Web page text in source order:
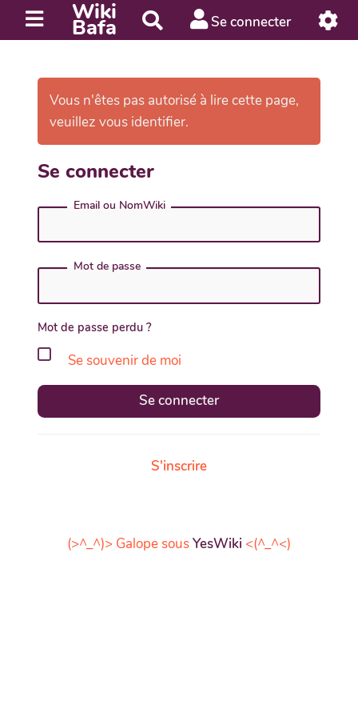
Wiki
Bafa
e
h
e
r
r
Se connecter
Vous n'êtes pas autorisé à lire cette page,
veuillez vous identifier.
Se connecter
Email ou NomWiki
Mot de passe
Mot de passe perdu ?
Se souvenir de moi
Se connecter
S'inscrire
(>^_^)> Galope sousYesWiki <(^_^<)